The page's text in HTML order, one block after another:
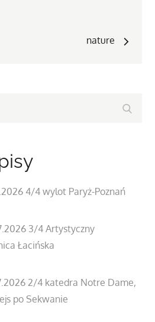
nature
4/4 wylot Paryż-Poznań
3/4 Artystyczny
Łacińska
2/4 katedra Notre Dame,
po Sekwanie